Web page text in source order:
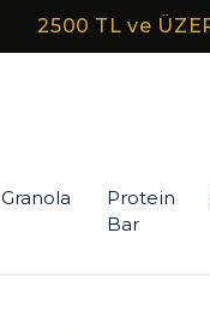
Granola
Protein
Bar